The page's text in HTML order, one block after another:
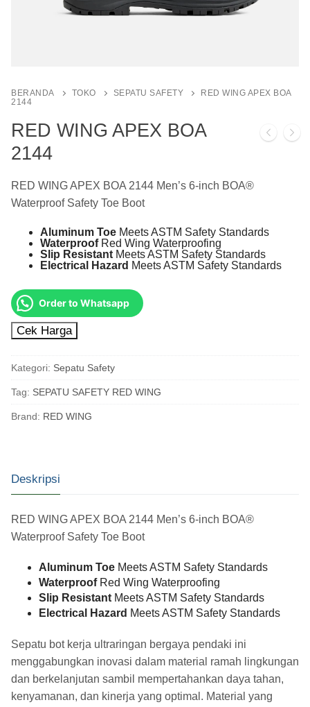
BERANDA TOKO SEPATU SAFETY
RED WING APEX BOA
2144
RED WING APEX BOA
2144
RED WING APEX BOA 2144 Men’s 6-inch BOA®
Waterproof Safety Toe Boot
Aluminum ToeMeets ASTM Safety Standards
WaterproofRed Wing Waterproofing
Slip ResistantMeets ASTM Safety Standards
Electrical Hazard Meets ASTM Safety Standards
Order to Whatsapp
Cek Harga
Kategori: Sepatu Safety
Tag: SEPATU SAFETY RED WING
Brand: RED WING
Deskripsi
RED WING APEX BOA 2144 Men’s 6-inch BOA®
Waterproof Safety Toe Boot
Aluminum Toe Meets ASTM Safety Standards
WaterproofRed Wing Waterproofing
Slip Resistant Meets ASTM Safety Standards
Electrical Hazard Meets ASTM Safety Standards
Sepatu bot kerja ultraringan bergaya pendaki ini
menggabungkan inovasi dalam material ramah lingkungan
dan berkelanjutan sambil mempertahankan daya tahan,
kenyamanan, dan kinerja yang optimal. Material yang